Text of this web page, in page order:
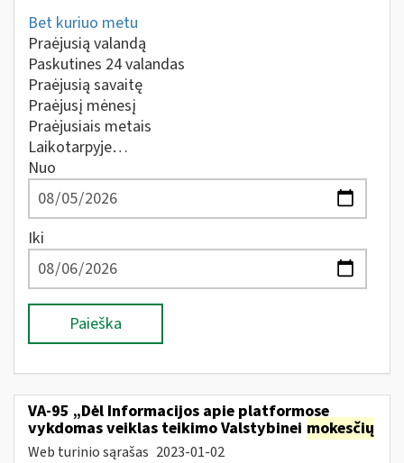
Bet kuriuo metu
Praėjusią valandą
Paskutines 24 valandas
Praėjusią savaitę
Praėjusį mėnesį
Praėjusiais metais
Laikotarpyje…
Nuo
Iki
Paieška
VA-95 „Dėl Informacijos apie platformose
vykdomas veiklas teikimo Valstybinei mokesčių
Web turinio sąrašas 2023-01-02